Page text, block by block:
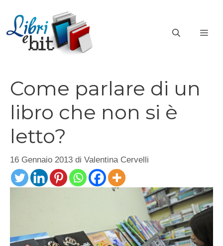
contenuto
Come parlare di un
libro che non si è
letto?
16 Gennaio 2013 di Valentina Cervelli